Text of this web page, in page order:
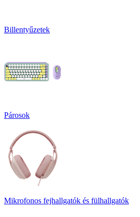
Billentyűzetek
Párosok
Mikrofonos fejhallgatók és fülhallgatók